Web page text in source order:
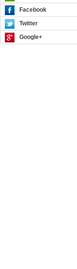
Facebook
Twitter
Google+